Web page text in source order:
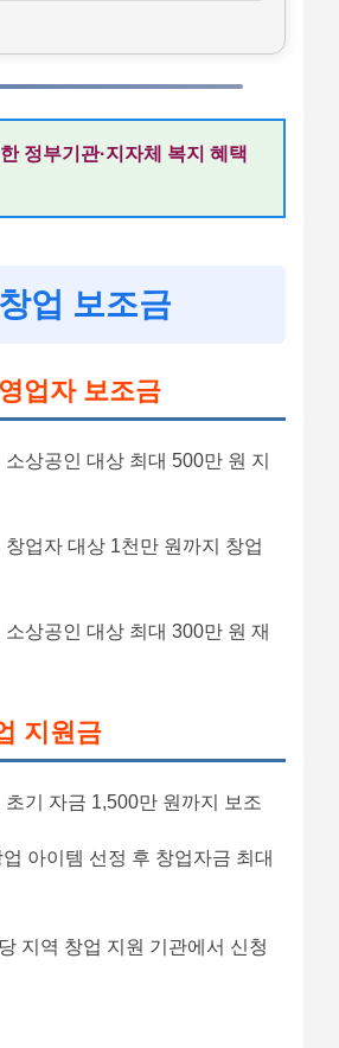
정부기관·지자체 복지 혜택
업 보조금
업자 보조금
소상공인 대상 최대 500만 원 지
창업자 대상 1천만 원까지 창업
소상공인 대상 최대 300만 원 재
지원금
초기 자금 1,500만 원까지 보조
업 아이템 선정 후 창업자금 최대
지역 창업 지원 기관에서 신청